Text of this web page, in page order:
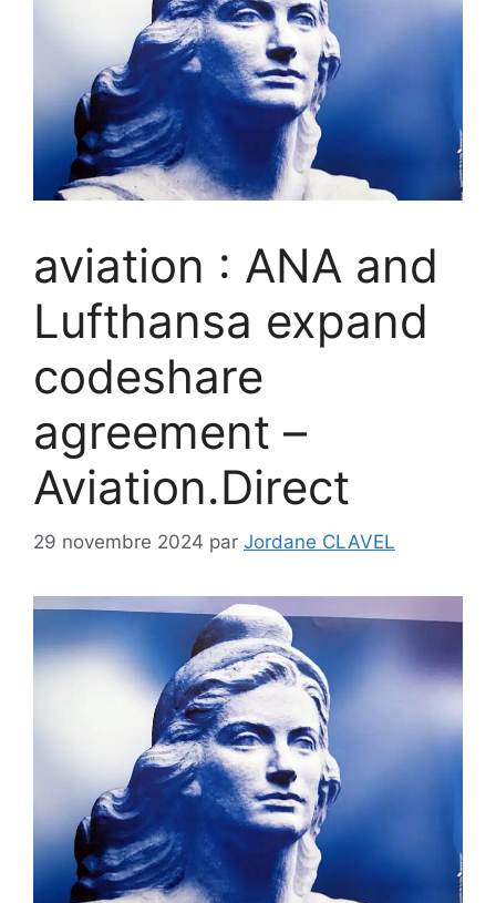
aviation : ANA and
Lufthansa expand
codeshare
agreement – ​​
Aviation.Direct
29 novembre 2024 par Jordane CLAVEL